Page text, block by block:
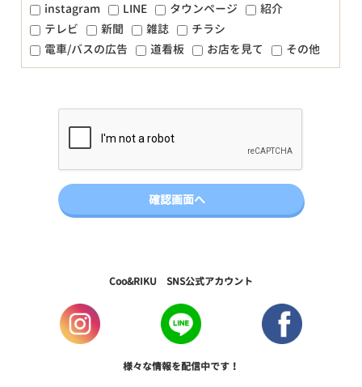
instagram
LINE タウンページ
紹介
テレビ
新聞 雑誌
チラシ
電車/バスの広告
道看板 お店を見て その他
Coo&RIKU SNS公式アカウント
様々な情報を配信中です！